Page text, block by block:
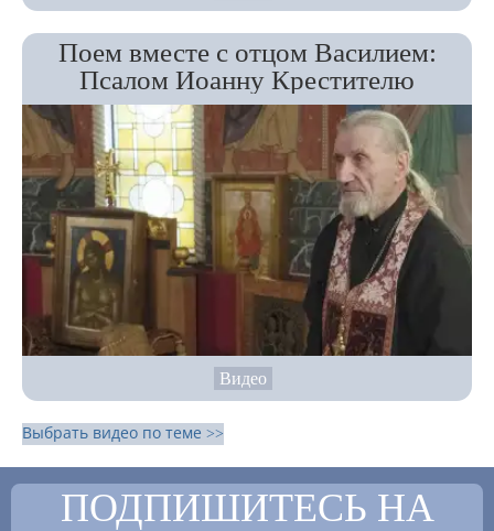
Поем вместе с отцом Василием:
Псалом Иоанну Крестителю
Видео
Выбрать видео по теме >>
ПОДПИШИТЕСЬ НА